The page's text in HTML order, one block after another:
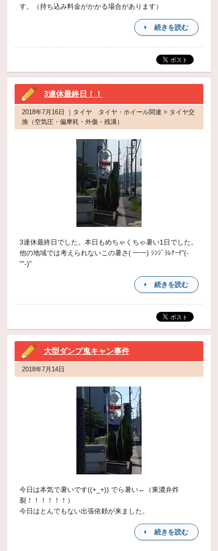
す。（持ち込み料金がかかる場合があります）
続きを読む
3連休最終日！！
2018年7月16日 ｜タイヤ タイヤ・ホイール関連 > タイヤ交
換（空気圧・偏摩耗・外傷・残溝）
3連休最終日でした。本日もめちゃくちゃ暑い1日でした。
他の地域では考えられないこの暑さ( 一一) ｼﾝｼﾞﾗﾚﾅｰｲ"(-
""-)"
続きを読む
大型ダンプ鬼キャン事件
2018年7月14日
今日は本気で暑いです((+_+)) でら暑い←（東濃弁炸
裂！！！！！！）
今日はとんでもない出張依頼が来ました。
続きを読む